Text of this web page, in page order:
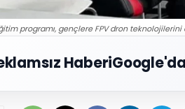
programı, gençlere FPV dron
Haberi